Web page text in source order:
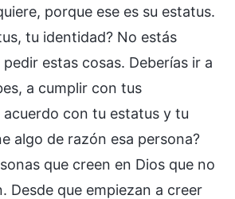
porque ese es su estatus.
tu identidad? No estás
estas cosas. Deberías ir a
a cumplir con tus
acuerdo con tu estatus y tu
algo de razón esa persona?
que creen en Dios que no
Desde que empiezan a creer